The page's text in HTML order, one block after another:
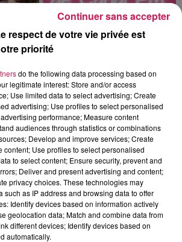
FM
14h37
14h37 14h34
14h34
respect de votre vie privée est
priorité
do the following data processing based on
legitimate interest: Store and/or access
Use limited data to select advertising; Create
advertising; Use profiles to select personalised
performance; Measure content
audiences through statistics or combinations
Develop and improve services; Create
content; Use profiles to select personalised
to select content; Ensure security, prevent and
Deliver and present advertising and content;
privacy choices. These technologies may
such as IP address and browsing data to offer
Identify devices based on information actively
geolocation data; Match and combine data from
different devices; Identify devices based on
automatically.
Continuer sans accepter